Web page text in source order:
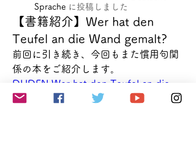
Sprache に 投稿しました
【書籍紹介】Wer hat den
Teufel an die Wand gemalt?
前回に引き続き、今回もまた慣用句関
係の本をご紹介します。
DUDEN Wer hat den Teufel an die
Wand gemalt? Redensarten - Wo sie